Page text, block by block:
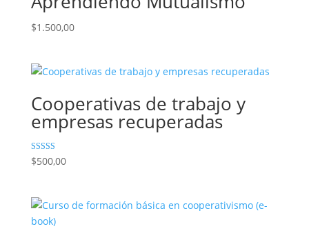
$1.500,00
Cooperativas de trabajo y
empresas recuperadas
Valorad
o con
$500,00